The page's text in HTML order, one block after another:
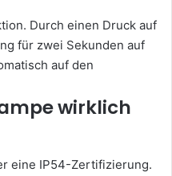
Durch einen Druck auf
für zwei Sekunden auf
auf den
wirklich
eine IP54-Zertifizierung.